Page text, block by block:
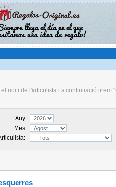
nom de l'articulista i a continuació prem
Any:
Mes: